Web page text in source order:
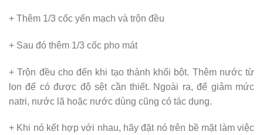
+ Thêm 1/3 cốc yến mạch và trộn đều
+ Sau đó thêm 1/3 cốc pho mát
+ Trộn đều cho đến khi tạo thành khối bột. Thêm nước từ
lon để có được độ sệt cần thiết. Ngoài ra, để giảm mức
natri, nước lã hoặc nước dùng cũng có tác dụng.
+ Khi nó kết hợp với nhau, hãy đặt nó trên bề mặt làm việc